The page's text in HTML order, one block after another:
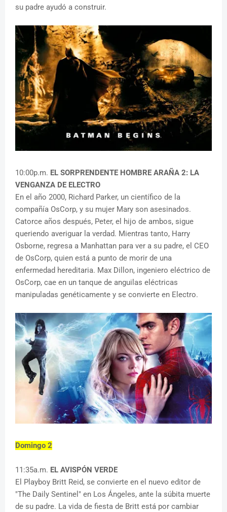
su padre ayudó a construir.
10:00p.m. EL SORPRENDENTE HOMBRE ARAÑA 2: LA
VENGANZA DE ELECTRO
En el año 2000, Richard Parker, un científico de la
compañía OsCorp, y su mujer Mary son asesinados.
Catorce años después, Peter, el hijo de ambos, sigue
queriendo averiguar la verdad. Mientras tanto, Harry
Osborne, regresa a Manhattan para ver a su padre, el CEO
de OsCorp, quien está a punto de morir de una
enfermedad hereditaria. Max Dillon, ingeniero eléctrico de
OsCorp, cae en un tanque de anguilas eléctricas
manipuladas genéticamente y se convierte en Electro.
Domingo 2
11:35a.m. EL AVISPÓN VERDE
El Playboy Britt Reid, se convierte en el nuevo editor de
"The Daily Sentinel" en Los Ángeles, ante la súbita muerte
de su padre. La vida de fiesta de Britt está por cambiar